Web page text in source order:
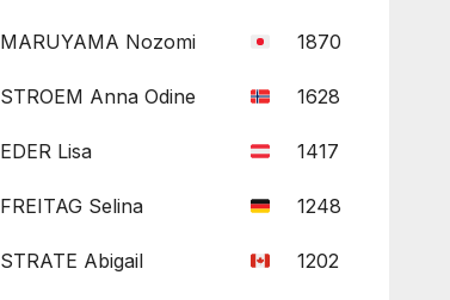
MARUYAMA Nozomi 1870
STROEM Anna Odine 1628
EDER Lisa 1417
FREITAG Selina 1248
STRATE Abigail 1202